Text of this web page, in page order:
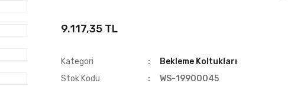
9.117,35 TL
Kategori
Bekleme Koltukları
Stok Kodu
WS-19900045